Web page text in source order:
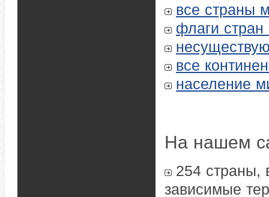
все страны
флаги
все
население
На нашем
254 страны,
зависимые